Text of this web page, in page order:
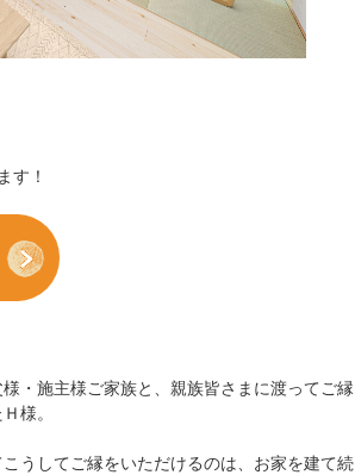
す！
・施主様ご家族と、親族皆さまに渡ってご縁
様。
うしてご縁をいただけるのは、お家を建て続